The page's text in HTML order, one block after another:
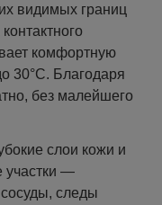
видимых границ
комфортную
30°C. Благодаря
без малейшего
слои кожи и
участки —
следы